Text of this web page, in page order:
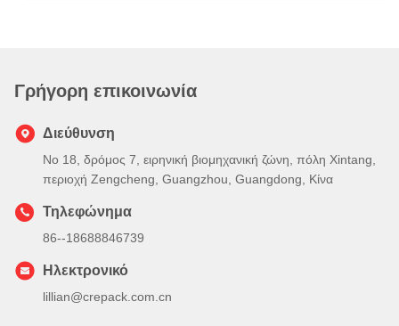
Γρήγορη επικοινωνία
Διεύθυνση
Νο 18, δρόμος 7, ειρηνική βιομηχανική ζώνη, πόλη Xintang,
περιοχή Zengcheng, Guangzhou, Guangdong, Κίνα
Τηλεφώνημα
86--18688846739
Ηλεκτρονικό
lillian@crepack.com.cn